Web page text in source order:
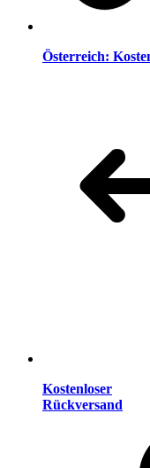
Österreich:
Kostenloser
Rückversand